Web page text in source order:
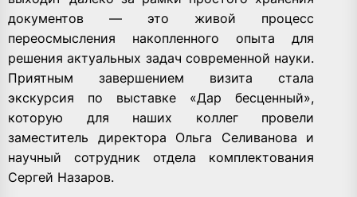
документов — это живой процесс
переосмысления накопленного опыта для
решения актуальных задач современной науки.
Приятным завершением визита стала
экскурсия по выставке «Дар бесценный»,
которую для наших коллег провели
заместитель директора Ольга Селиванова и
научный сотрудник отдела комплектования
Сергей Назаров.